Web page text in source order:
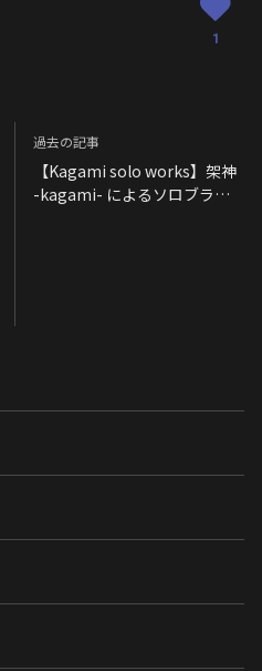
1
過去の記事
【Kagami solo works】架神
-kagami- によるソロブラン